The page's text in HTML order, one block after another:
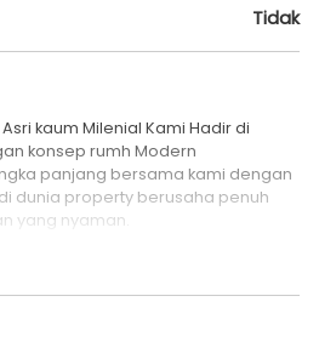
Tidak
kaum Milenial Kami Hadir di
konsep rumh Modern
panjang bersama kami dengan
dunia property berusaha penuh
yang nyaman.
Murah Di Depok Angsuran 2
di Kawasan Strategis